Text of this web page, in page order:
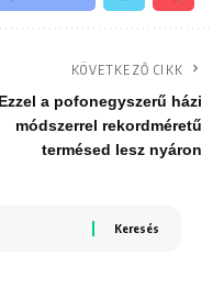
KÖVETKEZŐ CIKK
Ezzel a pofonegyszerű házi
módszerrel rekordméretű
termésed lesz nyáron